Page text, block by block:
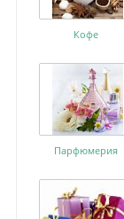
Кофе
Парфюмерия